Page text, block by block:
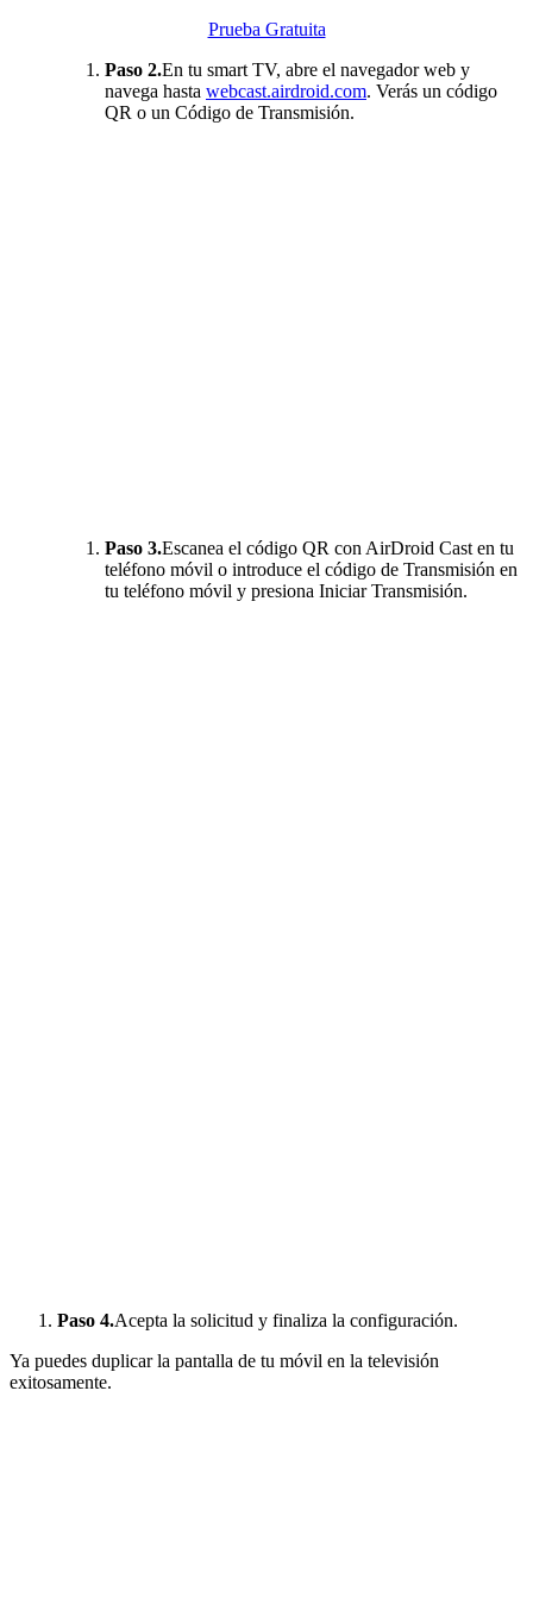
Prueba Gratuita
Paso 2.En tu smart TV, abre el navegador web y
navega hasta webcast.airdroid.com. Verás un código
QR o un Código de Transmisión.
Paso 3.Escanea el código QR con AirDroid Cast en tu
teléfono móvil o introduce el código de Transmisión en
tu teléfono móvil y presiona Iniciar Transmisión.
Paso 4.Acepta la solicitud y finaliza la configuración.
Ya puedes duplicar la pantalla de tu móvil en la televisión
exitosamente.